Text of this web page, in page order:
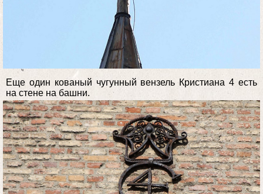
Еще один кованый чугунный вензель Кристиана 4 есть
на стене на башни.